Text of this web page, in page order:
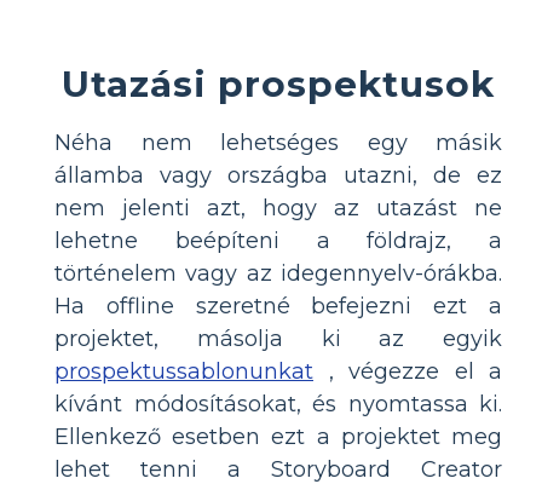
Utazási prospektusok
Néha nem lehetséges egy másik
államba vagy országba utazni, de ez
nem jelenti azt, hogy az utazást ne
lehetne beépíteni a földrajz, a
történelem vagy az idegennyelv-órákba.
Ha offline szeretné befejezni ezt a
projektet, másolja ki az egyik
prospektussablonunkat , végezze el a
kívánt módosításokat, és nyomtassa ki.
Ellenkező esetben ezt a projektet meg
lehet tenni a Storyboard Creator